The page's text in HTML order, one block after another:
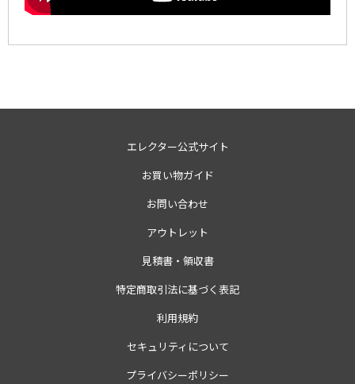
エレクター公式サイト
お買い物ガイド
お問い合わせ
アウトレット
見積書・領収書
特定商取引法に基づく表記
利用規約
セキュリティについて
プライバシーポリシー